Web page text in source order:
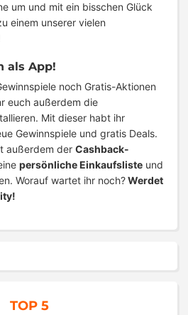
um und mit ein bisschen Glück
einem unserer vielen
als App!
noch Gratis-Aktionen
euch außerdem die
Mit dieser habt ihr
Gewinnspiele und gratis Deals.
außerdem der Cashback-
persönliche Einkaufsliste und
Worauf wartet ihr noch?Werdet
TOP 5